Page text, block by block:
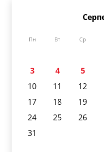
Пн Вт Ср
3
4 5
10
11 12
17
18 19
24
25 26
31